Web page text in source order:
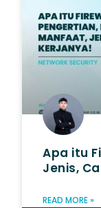
Apa itu
Jenis,
READ MORE »